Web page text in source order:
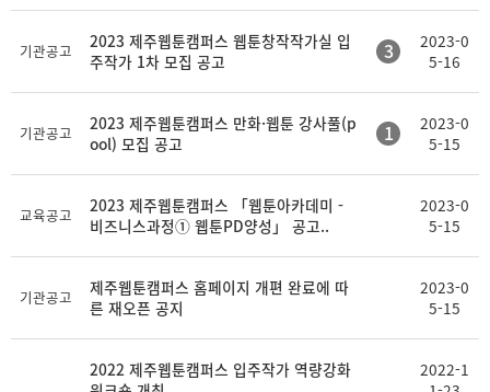
기관공고
2023 제주웹툰캠퍼스 웹툰창작작가실 입
주작가 1차 모집 공고
3
2023-0
5-16
기관공고
2023 제주웹툰캠퍼스 만화·웹툰 강사풀(p
ool) 모집 공고
1
2023-0
5-15
교육공고
2023 제주웹툰캠퍼스 「웹툰아카데미 -
비즈니스과정① 웹툰PD양성」 공고..
2023-0
5-15
기관공고
제주웹툰캠퍼스 홈페이지 개편 완료에 따
른 재오픈 공지
2023-0
5-15
2022 제주웹툰캠퍼스 입주작가 역량강화
2022-1